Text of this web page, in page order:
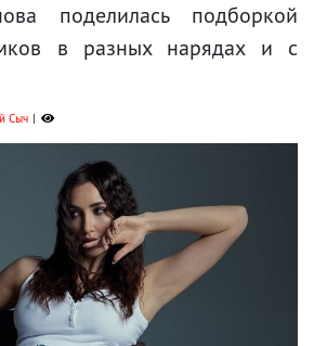
поделилась подборкой
в разных нарядах и с
Сыч